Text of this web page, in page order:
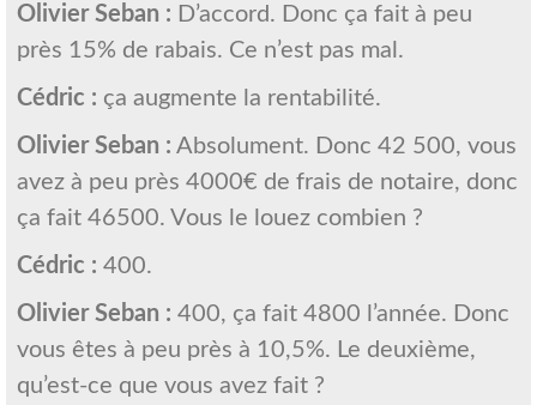
Olivier Seban : D’accord. Donc ça fait à peu
près 15% de rabais. Ce n’est pas mal.
Cédric : ça augmente la rentabilité.
Olivier Seban : Absolument. Donc 42 500, vous
avez à peu près 4000€ de frais de notaire, donc
ça fait 46500. Vous le louez combien ?
Cédric : 400.
Olivier Seban : 400, ça fait 4800 l’année. Donc
vous êtes à peu près à 10,5%. Le deuxième,
qu’est-ce que vous avez fait ?